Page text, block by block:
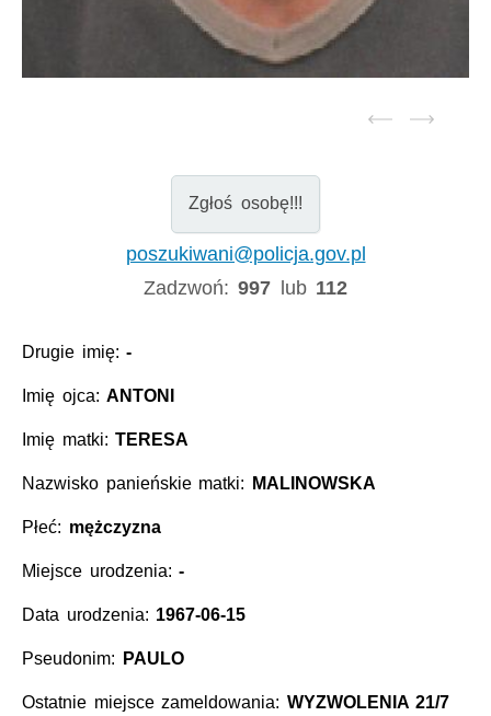
Zgłoś osobę!!!
poszukiwani@policja.gov.pl
Zadzwoń:997 lub 112
Drugie imię:-
Imię ojca:ANTONI
Imię matki:TERESA
Nazwisko panieńskie matki: MALINOWSKA
Płeć: mężczyzna
Miejsce urodzenia:-
Data urodzenia: 1967-06-15
Pseudonim: PAULO
Ostatnie miejsce zameldowania: WYZWOLENIA 21/7